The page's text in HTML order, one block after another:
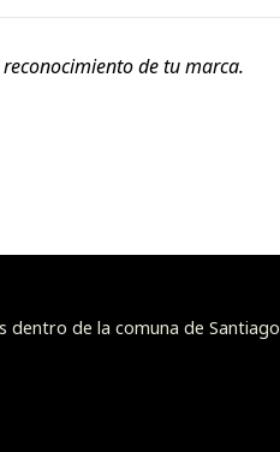
de tu marca.
dentro de la comuna de Santiago